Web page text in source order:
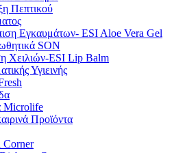
Πεπτικού
Εγκαυμάτων- ESI Aloe Vera Gel
SON
Χειλιών-ESI Lip Balm
Υγιεινής
Microlife
Προϊόντα
Corner